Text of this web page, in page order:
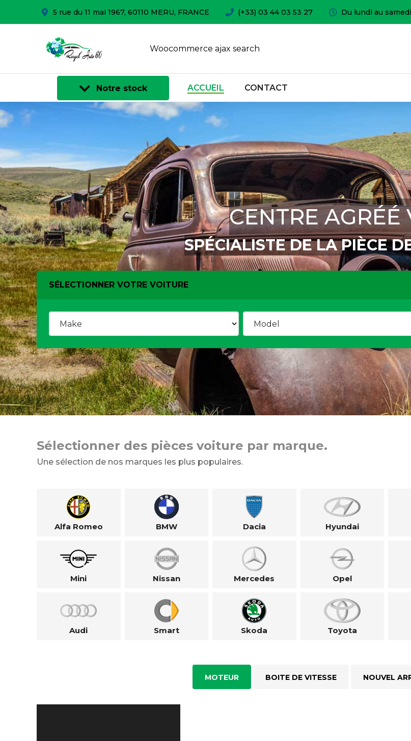
5 rue du 11 mai 1967, 60110 MERU, FRANCE (+33) 03 44 03 53 27 Du lundi au
Woocommerce ajax search
Notre stock ACCUEIL CONTACT
CENTRE AGRÉÉ
SPÉCIALISTE DE LA PIÈCE
SÉLECTIONNER VOTRE VOITURE
Sélectionner des pièces voiture par marque.
Une sélection de nos marques les plus populaires.
Alfa Romeo BMW Dacia Hyundai
Mini Nissan Mercedes Opel
Audi Smart Skoda Toyota
MOTEUR BOITE DE VITESSE NOUVEL